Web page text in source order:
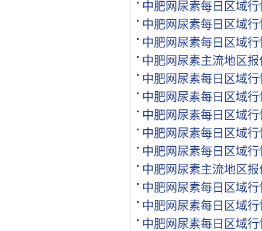
中肥网尿素每日区域行
中肥网尿素每日区域行
中肥网尿素每日区域行
中肥网尿素主流地区
中肥网尿素每日区域行
中肥网尿素每日区域行
中肥网尿素每日区域行
中肥网尿素每日区域行
中肥网尿素每日区域行
中肥网尿素主流地区
中肥网尿素每日区域行
中肥网尿素每日区域行
中肥网尿素每日区域行